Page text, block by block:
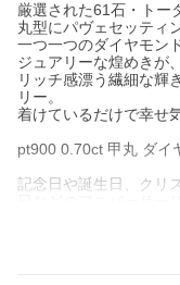
厳選された61石・トー
丸型にパヴェセッティ
一つ一つのダイヤモン
ジュアリーな煌めきが
リッチ感漂う繊細な輝
リー。
着けているだけで幸せ
pt900 0.70ct 甲丸 ダイ
記念日や誕生日、クリ